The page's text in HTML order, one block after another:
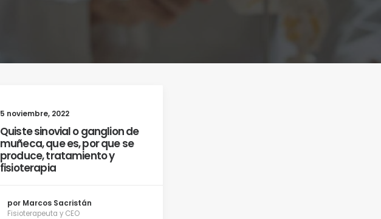
5 noviembre, 2022
Quiste sinovial o ganglion de
muñeca, que es, por que se
produce, tratamiento y
fisioterapia
por Marcos Sacristán
Fisioterapeuta y CEO